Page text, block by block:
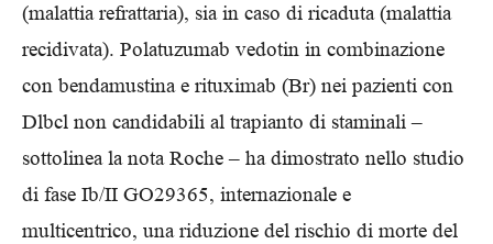
(malattia refrattaria), sia in caso di ricaduta (malattia
recidivata). Polatuzumab vedotin in combinazione
con bendamustina e rituximab (Br) nei pazienti con
Dlbcl non candidabili al trapianto di staminali –
sottolinea la nota Roche – ha dimostrato nello studio
di fase Ib/II GO29365, internazionale e
multicentrico, una riduzione del rischio di morte del